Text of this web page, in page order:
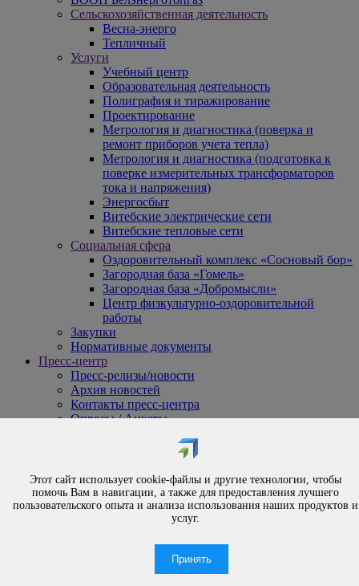
Сельскохозяйственная деятельность
Весна-энерго
Тепличный
Услуги
Учебный центр
Образовательная деятельность
Полиграфия и тиражирование
Проектирование
Метрология и диагностика (поверка и
ремонт приборов учета тепла)
Метрология и диагностика (подготовка к
поверке измерительных трансформаторов
тока и напряжения)
Энергосбыт
Витебские электрические сети
Витебские тепловые сети
Социальная сфера
Оздоровительный комплекс «Сосновый бор»
Загородная база «Гомель»
Загородная база «Добромысли»
Центр физкультурно-оздоровительной
работы
Закупки
Нормативные документы
Пресс-центр
Пресс-релизы/новости
Архив новостей
Контакты пресс-центра
Опросы / Анкеты
Обращения
Порядок рассмотрения обращений
Личный приём
Электронные обращения
Часто задаваемые вопросы
Этот сайт использует cookie-файлы и другие технологии, чтобы
помочь Вам в навигации, а также для предоставления лучшего
пользовательского опыта и анализа использования наших продуктов и
услуг.
Принять